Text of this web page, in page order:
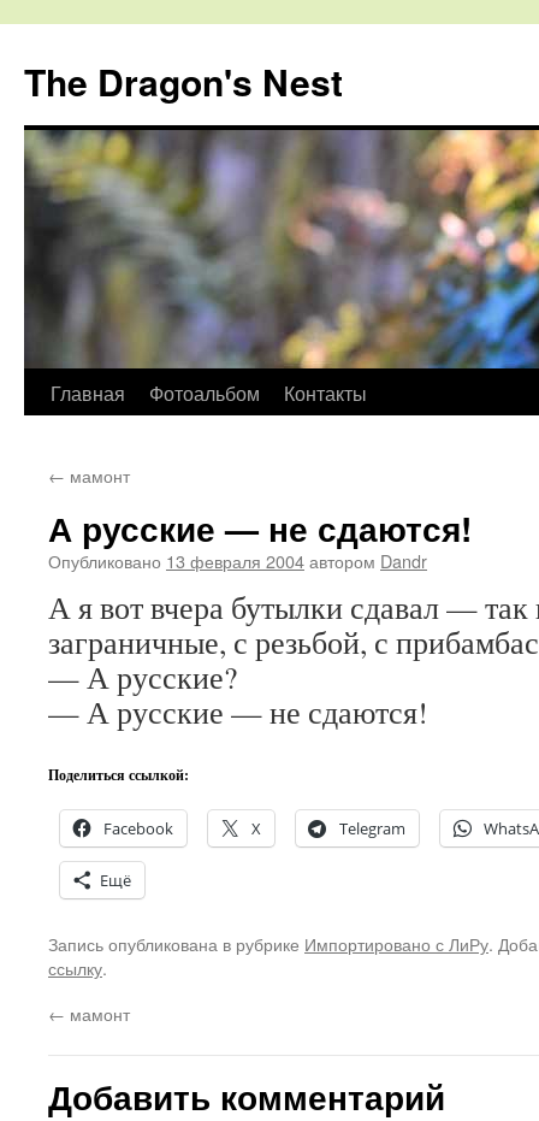
The Dragon's Nest
Перейти
содержимому
Главная Фотоальбом Контакты
← мамонт
А русские — не сдаются!
Опубликовано 13 февраля 2004автором Dandr
А я вот вчера бутылки сдавал —
заграничные, с резьбой, с
— А русские?
— А русские — не сдаются!
Поделиться ссылкой:
Facebook X Telegram
Ещё
Запись опубликована в рубрике Импортировано с ЛиРу.
ссылку.
← мамонт
Добавить комментарий